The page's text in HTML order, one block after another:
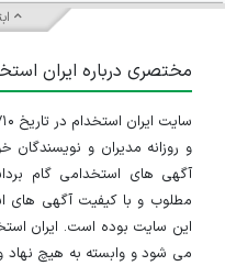
مختصری درباره ایران
و روزانه مدیران و
آگهی های استخدامی گام
مطلوب و با کیفیت آگهی های
این سایت بوده است. ایران
می شود و وابسته به هیچ نهاد